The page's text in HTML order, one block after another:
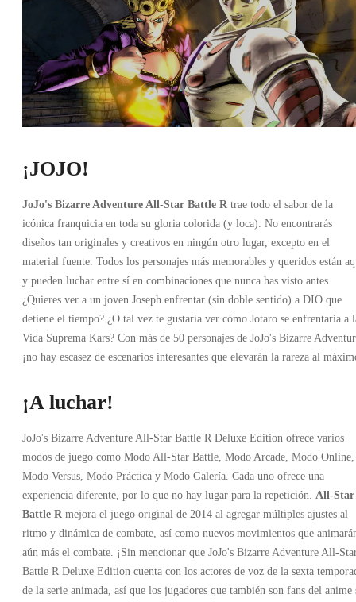
¡JOJO!
JoJo's Bizarre Adventure All-Star Battle R trae todo el sabor de la
icónica franquicia en toda su gloria colorida (y loca). No encontrarás
diseños tan originales y creativos en ningún otro lugar, excepto en el
material fuente. Todos los personajes más memorables y queridos están
y pueden luchar entre sí en combinaciones que nunca has visto antes.
¿Quieres ver a un joven Joseph enfrentar (sin doble sentido) a DIO que
detiene el tiempo? ¿O tal vez te gustaría ver cómo Jotaro se enfrentaría a
Vida Suprema Kars? Con más de 50 personajes de JoJo's Bizarre
¡no hay escasez de escenarios interesantes que elevarán la rareza al
¡A luchar!
JoJo's Bizarre Adventure All-Star Battle R Deluxe Edition ofrece varios
modos de juego como Modo All-Star Battle, Modo Arcade, Modo Online,
Modo Versus, Modo Práctica y Modo Galería. Cada uno ofrece una
experiencia diferente, por lo que no hay lugar para la repetición. All-Star
Battle R mejora el juego original de 2014 al agregar múltiples ajustes al
ritmo y dinámica de combate, así como nuevos movimientos que
aún más el combate. ¡Sin mencionar que JoJo's Bizarre Adventure All-
Battle R Deluxe Edition cuenta con los actores de voz de la sexta
de la serie animada, así que los jugadores que también son fans del anime